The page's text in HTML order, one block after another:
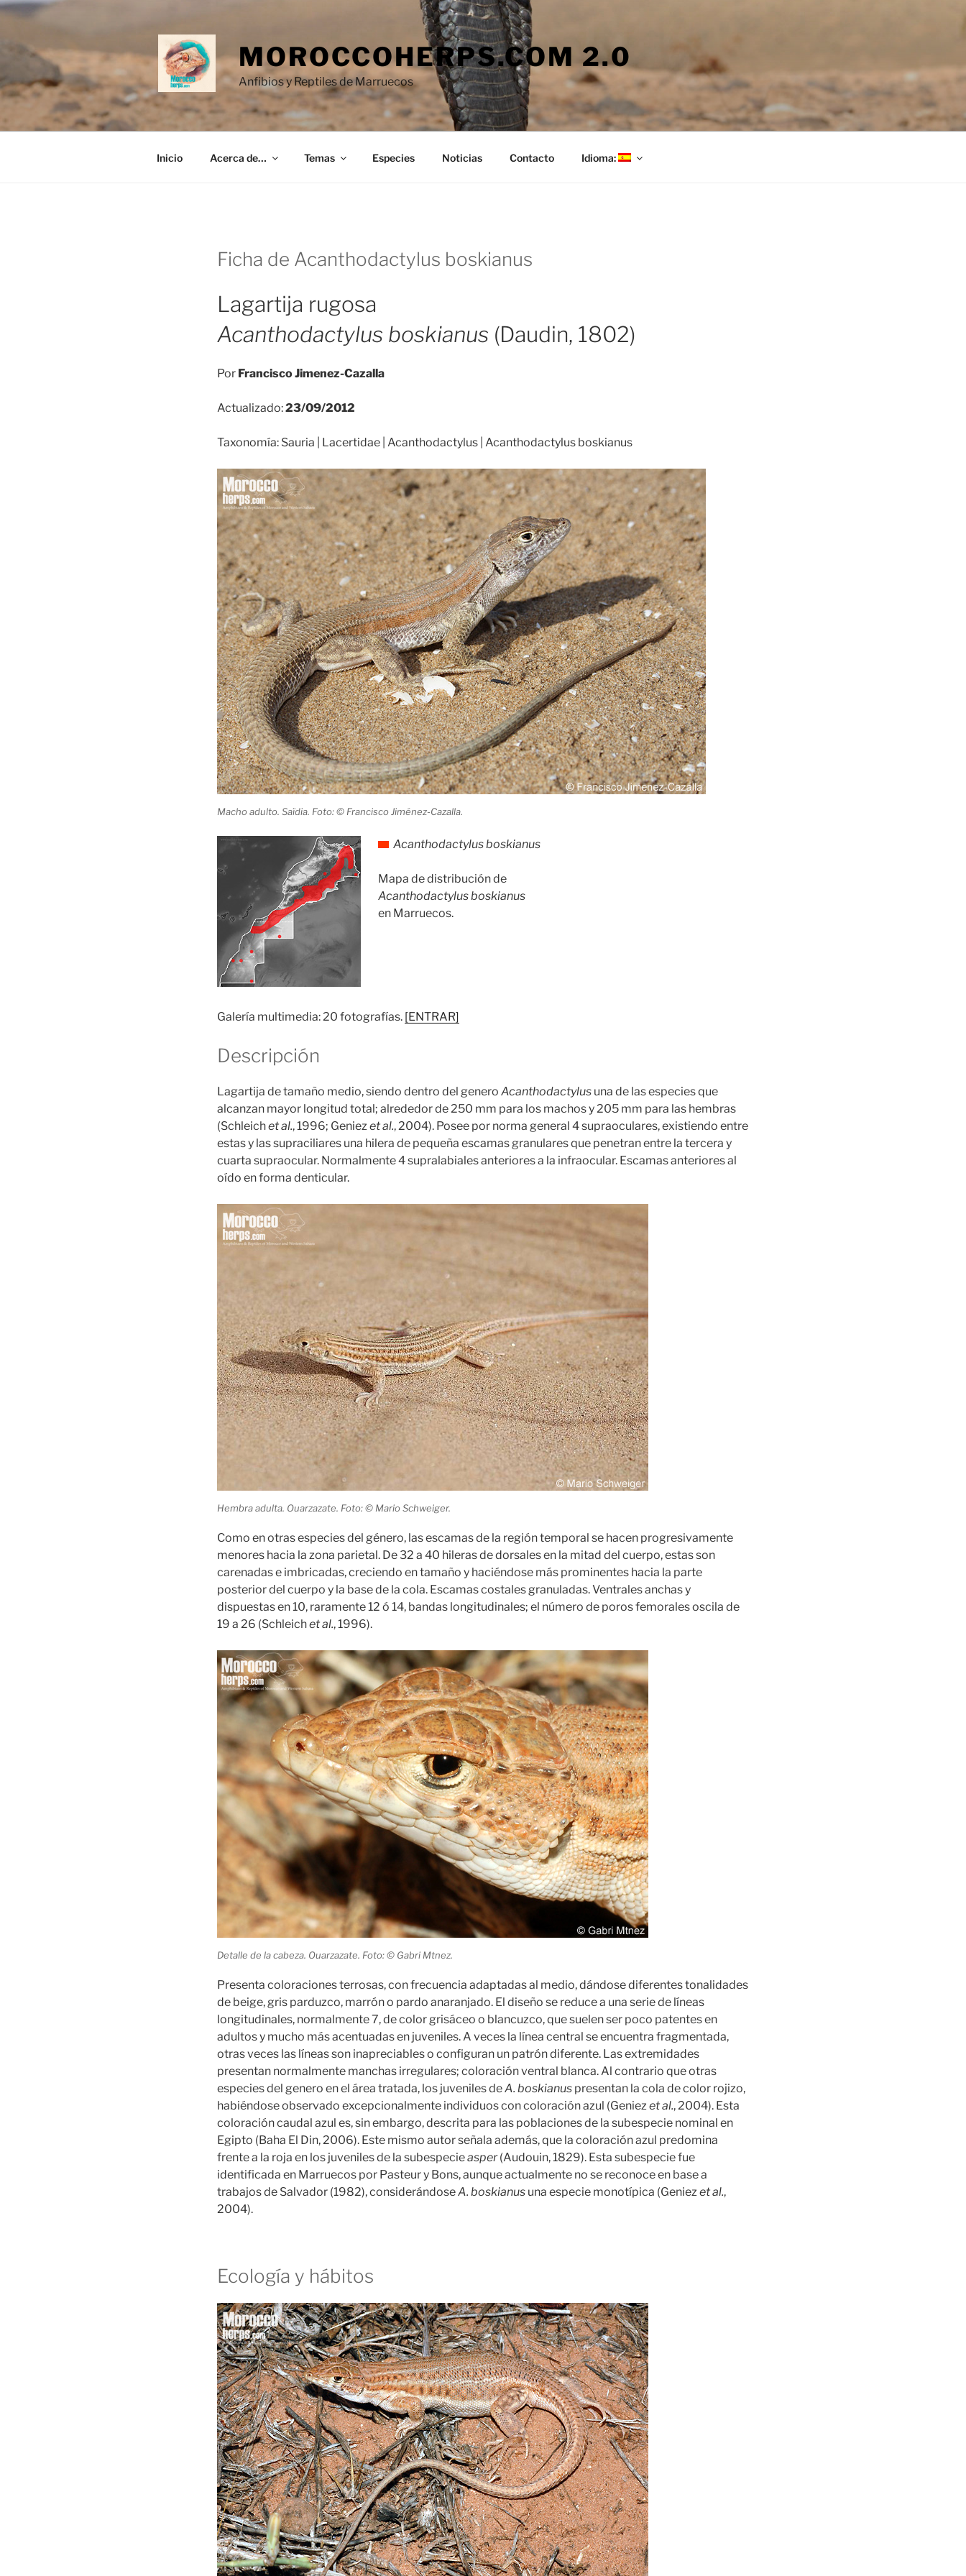
Saltar
contenido
MOROCCOHERPS.COM 2.0
Anfibios y Reptiles de Marruecos
Inicio Acerca de… Temas Especies Noticias Contacto Idioma:
Ficha de Acanthodactylus boskianus
Lagartija rugosa
Acanthodactylus boskianus (Daudin, 1802)
Por Francisco Jimenez-Cazalla
Actualizado:23/09/2012
Taxonomía: Sauria | Lacertidae | Acanthodactylus | Acanthodactylus boskianus
Macho adulto. Saïdia. Foto: © Francisco Jiménez-Cazalla.
Acanthodactylus boskianus
Mapa de distribución de
Acanthodactylus boskianus
en Marruecos.
Galería multimedia: 20 fotografías. [ENTRAR]
Descripción
Lagartija de tamaño medio, siendo dentro del genero Acanthodactylus una de las especies que
alcanzan mayor longitud total; alrededor de 250 mm para los machos y 205 mm para las hembras
(Schleichet al., 1996; Geniezet al., 2004). Posee por norma general 4 supraoculares, existiendo entre
estas y las supraciliares una hilera de pequeña escamas granulares que penetran entre la tercera y
cuarta supraocular. Normalmente 4 supralabiales anteriores a la infraocular. Escamas anteriores al
oído en forma denticular.
Hembra adulta. Ouarzazate. Foto: © Mario Schweiger.
Como en otras especies del género, las escamas de la región temporal se hacen progresivamente
menores hacia la zona parietal. De 32 a 40 hileras de dorsales en la mitad del cuerpo, estas son
carenadas e imbricadas, creciendo en tamaño y haciéndose más prominentes hacia la parte
posterior del cuerpo y la base de la cola. Escamas costales granuladas. Ventrales anchas y
dispuestas en 10, raramente 12 ó 14, bandas longitudinales; el número de poros femorales oscila de
19 a 26 (Schleichet al., 1996).
Detalle de la cabeza. Ouarzazate. Foto: © Gabri Mtnez.
Presenta coloraciones terrosas, con frecuencia adaptadas al medio, dándose diferentes tonalidades
de beige, gris parduzco, marrón o pardo anaranjado. El diseño se reduce a una serie de líneas
longitudinales, normalmente 7, de color grisáceo o blancuzco, que suelen ser poco patentes en
adultos y mucho más acentuadas en juveniles. A veces la línea central se encuentra fragmentada,
otras veces las líneas son inapreciables o configuran un patrón diferente. Las extremidades
presentan normalmente manchas irregulares; coloración ventral blanca. Al contrario que otras
especies del genero en el área tratada, los juveniles deA. boskianus presentan la cola de color rojizo,
habiéndose observado excepcionalmente individuos con coloración azul (Geniezet al., 2004). Esta
coloración caudal azul es, sin embargo, descrita para las poblaciones de la subespecie nominal en
Egipto (Baha El Din, 2006). Este mismo autor señala además, que la coloración azul predomina
frente a la roja en los juveniles de la subespecieasper(Audouin, 1829). Esta subespecie fue
identificada en Marruecos por Pasteur y Bons, aunque actualmente no se reconoce en base a
trabajos de Salvador (1982), considerándoseA. boskianus una especie monotípica (Geniezet al.,
2004).
Ecología y hábitos